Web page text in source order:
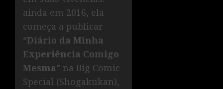
ainda em 2016, ela
começa a publicar
“Diário da Minha
Experiência Comigo
Mesma” na Big Comic
Special (Shogakukan),